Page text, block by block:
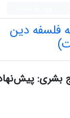
فلسفه دین
بشری: